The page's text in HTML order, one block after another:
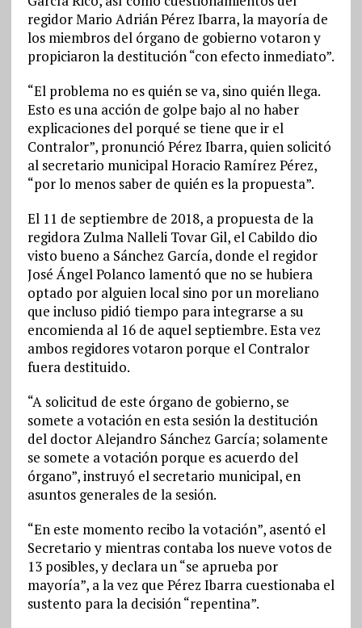
regidor Mario Adrián Pérez Ibarra, la mayoría de
los miembros del órgano de gobierno votaron y
propiciaron la destitución “con efecto inmediato”.
“El problema no es quién se va, sino quién llega.
Esto es una acción de golpe bajo al no haber
explicaciones del porqué se tiene que ir el
Contralor”, pronunció Pérez Ibarra, quien solicitó
al secretario municipal Horacio Ramírez Pérez,
“por lo menos saber de quién es la propuesta”.
El 11 de septiembre de 2018, a propuesta de la
regidora Zulma Nalleli Tovar Gil, el Cabildo dio
visto bueno a Sánchez García, donde el regidor
José Ángel Polanco lamentó que no se hubiera
optado por alguien local sino por un moreliano
que incluso pidió tiempo para integrarse a su
encomienda al 16 de aquel septiembre. Esta vez
ambos regidores votaron porque el Contralor
fuera destituido.
“A solicitud de este órgano de gobierno, se
somete a votación en esta sesión la destitución
del doctor Alejandro Sánchez García; solamente
se somete a votación porque es acuerdo del
órgano”, instruyó el secretario municipal, en
asuntos generales de la sesión.
“En este momento recibo la votación”, asentó el
Secretario y mientras contaba los nueve votos de
13 posibles, y declara un “se aprueba por
mayoría”, a la vez que Pérez Ibarra cuestionaba el
sustento para la decisión “repentina”.